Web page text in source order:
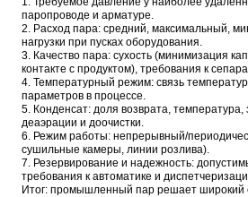
паропроводе и арматуре.
Расход пара: средний, максимальный,
нагрузки при пусках оборудования.
Качество пара: сухость (минимизация
контакте с продуктом), требования к
Температурный режим: связь
параметров в процессе.
Конденсат: доля возврата,
деаэрации и доочистки.
Режим работы: непрерывный/
сушильные камеры, линии розлива).
Резервирование и надежность:
требования к автоматике и
Итог: промышленный пар решает широкий